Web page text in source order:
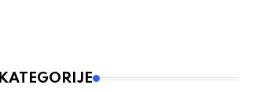
KATEGORIJE